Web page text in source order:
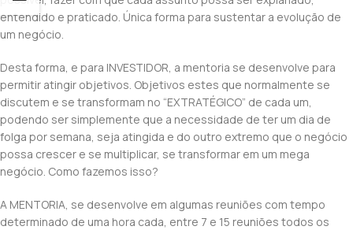
entendido e praticado. Única forma para sustentar a evolução de
um negócio.
Desta forma, e para INVESTIDOR, a mentoria se desenvolve para
permitir atingir objetivos. Objetivos estes que normalmente se
discutem e se transformam no “EXTRATÉGICO” de cada um,
podendo ser simplemente que a necessidade de ter um dia de
folga por semana, seja atingida e do outro extremo que o negócio
possa crescer e se multiplicar, se transformar em um mega
negócio. Como fazemos isso?
A MENTORIA, se desenvolve em algumas reuniões com tempo
determinado de uma hora cada, entre 7 e 15 reuniões todos os